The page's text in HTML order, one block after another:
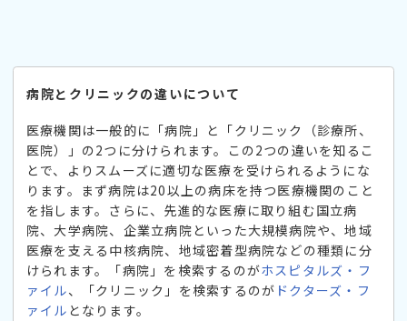
病院とクリニックの違いについて
医療機関は一般的に「病院」と「クリニック（診療所、
医院）」の2つに分けられます。この2つの違いを知るこ
とで、よりスムーズに適切な医療を受けられるようにな
ります。まず病院は20以上の病床を持つ医療機関のこと
を指します。さらに、先進的な医療に取り組む国立病
院、大学病院、企業立病院といった大規模病院や、地域
医療を支える中核病院、地域密着型病院などの種類に分
けられます。「病院」を検索するのがホスピタルズ・フ
ァイル、「クリニック」を検索するのが ドクターズ・フ
ァイル となります。